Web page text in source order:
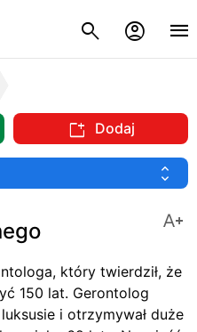
Dodaj
który twierdził, że
150 lat. Gerontolog
i otrzymywał duże